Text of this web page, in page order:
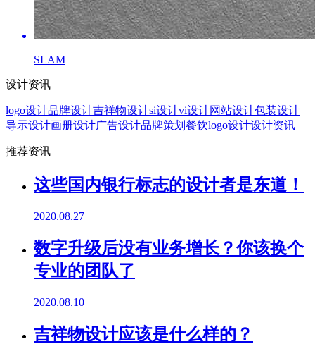
SLAM
设计资讯
logo设计品牌设计吉祥物设计si设计vi设计网站设计包装设计
导示设计画册设计广告设计品牌策划 餐饮logo设计设计资讯
推荐资讯
这些国内银行标志的设计者是东道！
2020.08.27
数字升级后没有业务增长？你该换个
专业的团队了
2020.08.10
吉祥物设计应该是什么样的？